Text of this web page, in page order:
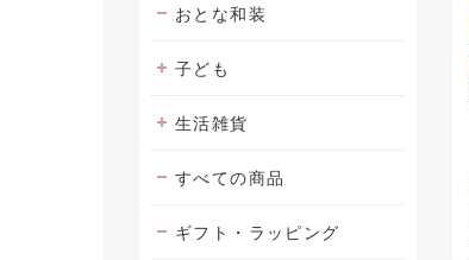
おとな和装
子ども
生活雑貨
すべての商品
ギフト・ラッピング